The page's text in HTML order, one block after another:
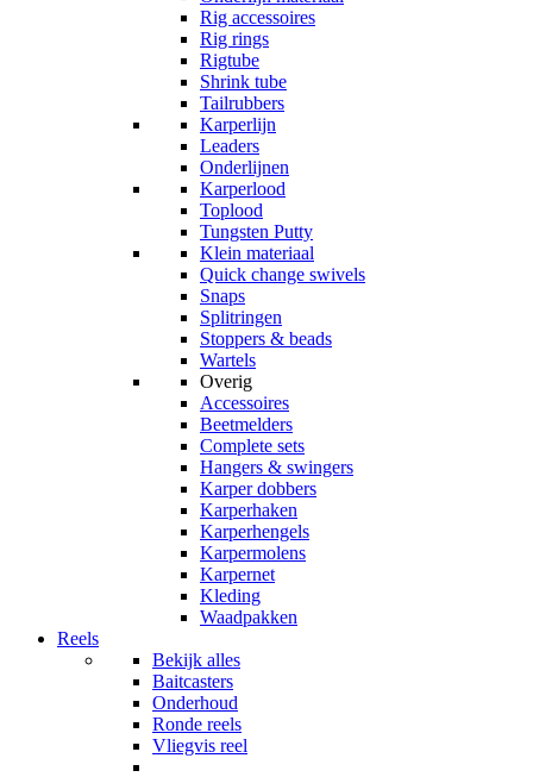
Rig accessoires
Rig rings
Rigtube
Shrink tube
Tailrubbers
Karperlijn
Leaders
Onderlijnen
Karperlood
Toplood
Tungsten Putty
Klein materiaal
Quick change swivels
Snaps
Splitringen
Stoppers & beads
Wartels
Overig
Accessoires
Beetmelders
Complete sets
Hangers & swingers
Karper dobbers
Karperhaken
Karperhengels
Karpermolens
Karpernet
Kleding
Waadpakken
Reels
Bekijk alles
Baitcasters
Onderhoud
Ronde reels
Vliegvis reel